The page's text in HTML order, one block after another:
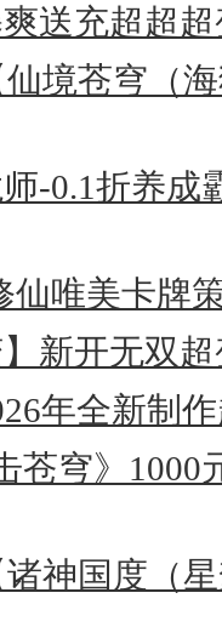
爽送充超超
仙境苍穹（
-0.1折养成
仙唯美卡牌
】新开无双
年全新制
苍穹》
诸神国度（